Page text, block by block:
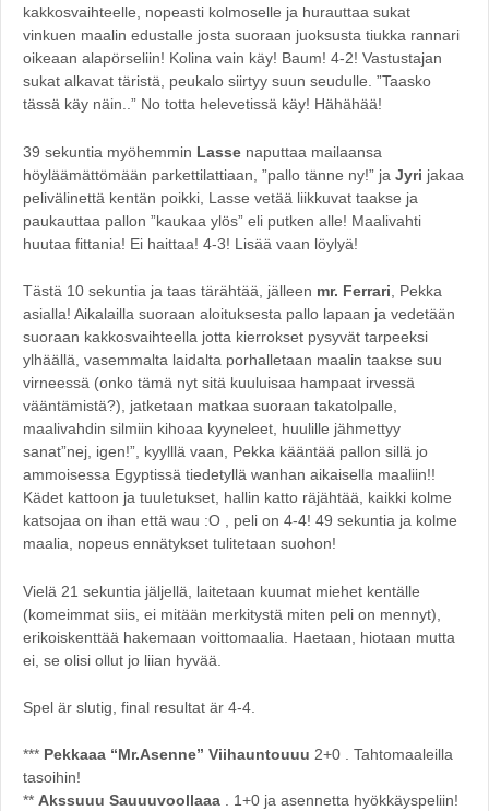
kakkosvaihteelle, nopeasti kolmoselle ja hurauttaa sukat
vinkuen maalin edustalle josta suoraan juoksusta tiukka rannari
oikeaan alapörseliin! Kolina vain käy! Baum! 4-2! Vastustajan
sukat alkavat täristä, peukalo siirtyy suun seudulle. ”Taasko
tässä käy näin..” No totta helevetissä käy! Hähähää!
39 sekuntia myöhemmin Lasse naputtaa mailaansa
höyläämättömään parkettilattiaan, ”pallo tänne ny!” ja Jyri jakaa
pelivälinettä kentän poikki, Lasse vetää liikkuvat taakse ja
paukauttaa pallon ”kaukaa ylös” eli putken alle! Maalivahti
huutaa fittania! Ei haittaa! 4-3! Lisää vaan löylyä!
Tästä 10 sekuntia ja taas tärähtää, jälleen mr. Ferrari , Pekka
asialla! Aikalailla suoraan aloituksesta pallo lapaan ja vedetään
suoraan kakkosvaihteella jotta kierrokset pysyvät tarpeeksi
ylhäällä, vasemmalta laidalta porhalletaan maalin taakse suu
virneessä (onko tämä nyt sitä kuuluisaa hampaat irvessä
vääntämistä?), jatketaan matkaa suoraan takatolpalle,
maalivahdin silmiin kihoaa kyyneleet, huulille jähmettyy
sanat”nej, igen!”, kyylllä vaan, Pekka kääntää pallon sillä jo
ammoisessa Egyptissä tiedetyllä wanhan aikaisella maaliin!!
Kädet kattoon ja tuuletukset, hallin katto räjähtää, kaikki kolme
katsojaa on ihan että wau :O , peli on 4-4! 49 sekuntia ja kolme
maalia, nopeus ennätykset tulitetaan suohon!
Vielä 21 sekuntia jäljellä, laitetaan kuumat miehet kentälle
(komeimmat siis, ei mitään merkitystä miten peli on mennyt),
erikoiskenttää hakemaan voittomaalia. Haetaan, hiotaan mutta
ei, se olisi ollut jo liian hyvää.
Spel är slutig, final resultat är 4-4.
*** Pekkaaa “Mr.Asenne” Viihauntouuu 2+0 . Tahtomaaleilla
tasoihin!
** Akssuuu Sauuuvoollaaa . 1+0 ja asennetta hyökkäyspeliin!